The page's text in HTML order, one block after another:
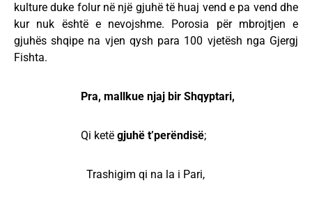
kulture duke folur në një gjuhë të huaj vend e pa vend dhe
kur nuk është e nevojshme. Porosia për mbrojtjen e
gjuhës shqipe na vjen qysh para 100 vjetësh nga Gjergj
Fishta.
Pra, mallkue njaj bir Shqyptari,
Qi ketë gjuhë t’perëndisë;
Trashigim qi na la i Pari,